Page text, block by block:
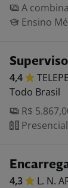
A
Ensino
4,4
Todo Brasil
R$
Presencial
4,3 L. N.